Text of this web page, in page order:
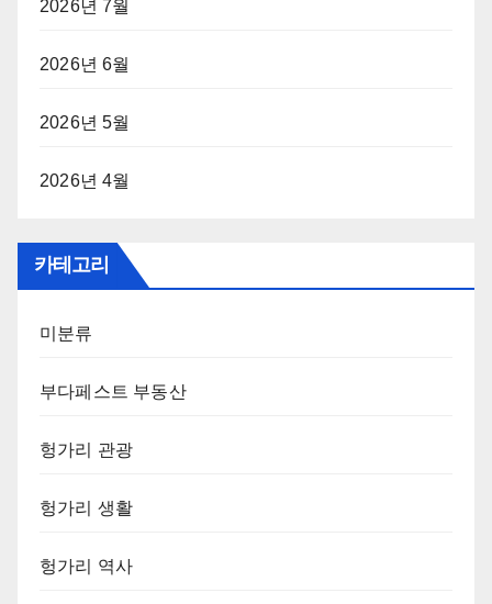
2026년 7월
2026년 6월
2026년 5월
2026년 4월
카테고리
미분류
부다페스트 부동산
헝가리 관광
헝가리 생활
헝가리 역사